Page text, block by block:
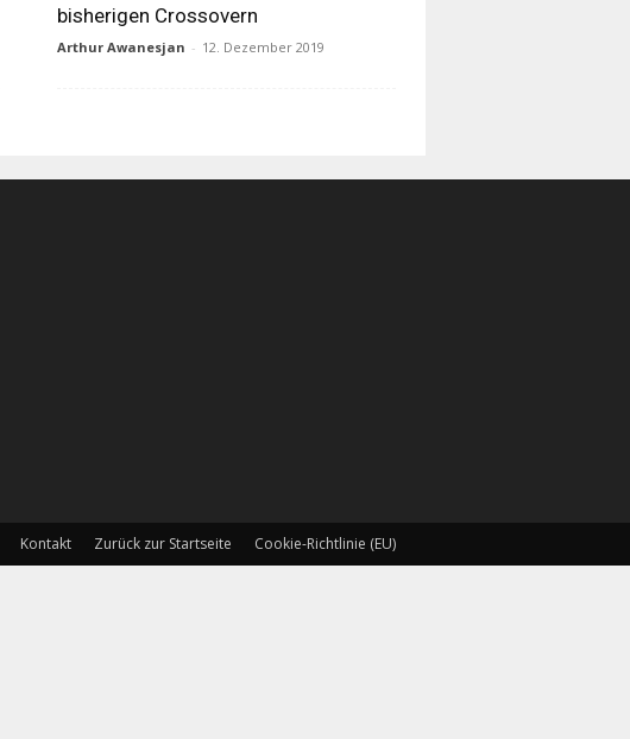
bisherigen Crossovern
Arthur Awanesjan - 12. Dezember 2019
Kontakt Zurück zur Startseite Cookie-Richtlinie (EU)